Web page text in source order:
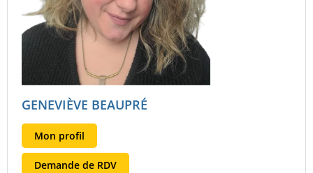
GENEVIÈVE BEAUPRÉ
Mon profil
Demande de RDV